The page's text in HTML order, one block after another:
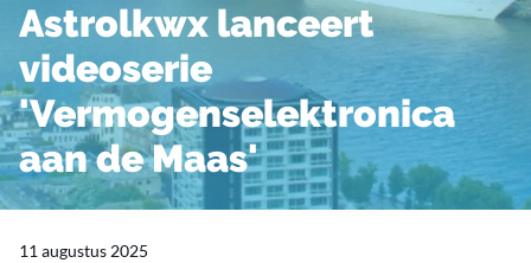
Astrolkwx lanceert
videoserie
'Vermogenselektronica
aan de Maas'
11 augustus 2025